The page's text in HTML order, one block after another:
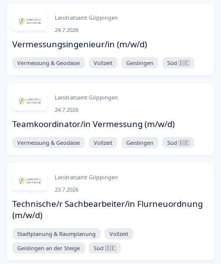
Landratsamt Göppingen
24.7.2026
Vermessungsingenieur/in (m/w/d)
Vermessung & Geodäsie Vollzeit Geislingen Süd 🇩🇪
Landratsamt Göppingen
24.7.2026
Teamkoordinator/in Vermessung (m/w/d)
Vermessung & Geodäsie Vollzeit Geislingen Süd 🇩🇪
Landratsamt Göppingen
23.7.2026
Technische/r Sachbearbeiter/in Flurneuordnung
(m/w/d)
Stadtplanung & Raumplanung
Vollzeit
Geislingen an der Steige
Süd 🇩🇪